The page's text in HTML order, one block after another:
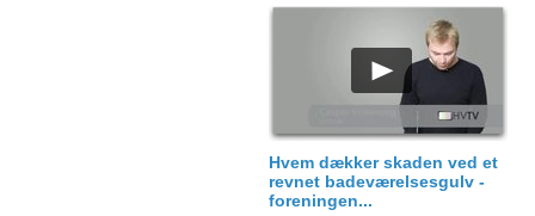
Hvem dækker skaden ved et
revnet badeværelsesgulv -
foreningen...